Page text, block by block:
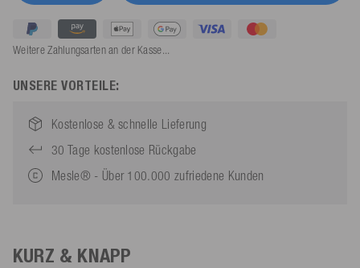
Weitere Zahlungsarten an der Kasse...
UNSERE VORTEILE:
Kostenlose & schnelle Lieferung
30 Tage kostenlose Rückgabe
Mesle® - Über 100.000 zufriedene Kunden
KURZ & KNAPP